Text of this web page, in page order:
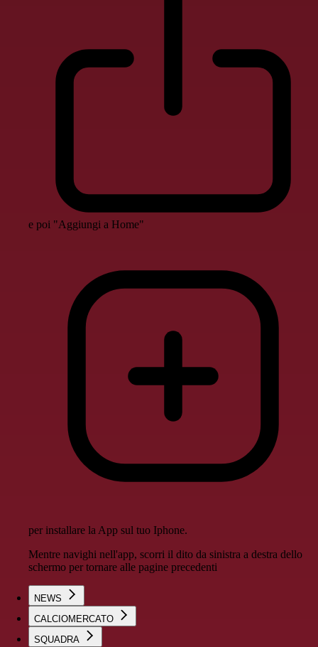
e poi "Aggiungi a Home"
per installare la App sul tuo Iphone.
Mentre navighi nell'app, scorri il dito da sinistra a destra dello
schermo per tornare alle pagine precedenti
NEWS
CALCIOMERCATO
SQUADRA